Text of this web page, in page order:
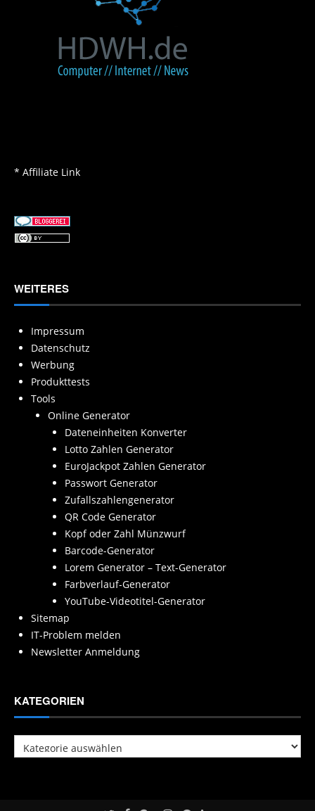
* Affiliate Link
WEITERES
Impressum
Datenschutz
Werbung
Produkttests
Tools
Online Generator
Dateneinheiten Konverter
Lotto Zahlen Generator
EuroJackpot Zahlen Generator
Passwort Generator
Zufallszahlengenerator
QR Code Generator
Kopf oder Zahl Münzwurf
Barcode-Generator
Lorem Generator – Text-Generator
Farbverlauf-Generator
YouTube-Videotitel-Generator
Sitemap
IT-Problem melden
Newsletter Anmeldung
KATEGORIEN
Kategorien